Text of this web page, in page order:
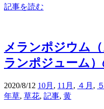
記事を読む
メランポジウム
ランポジューム
2020/8/12 10月 , 11月 , ４月 ,
年草, 草花, 記事, 黄